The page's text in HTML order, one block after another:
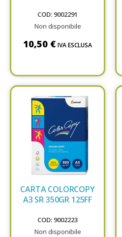
COD: 9002291
Non disponibile
10,50 € IVA ESCLUSA
CARTA COLORCOPY
A3 SR 350GR 125FF
COD: 9002223
Non disponibile